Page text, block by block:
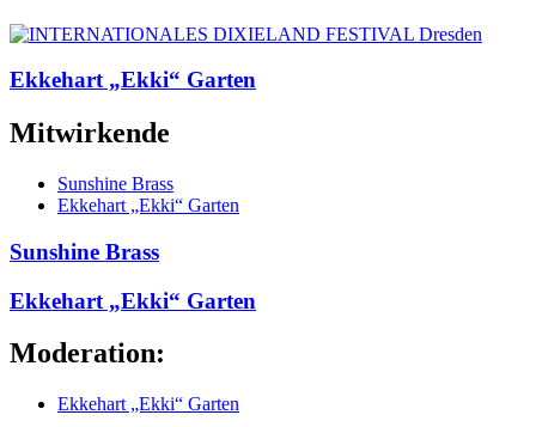
Ekkehart „Ekki“ Garten
Mitwirkende
Sunshine Brass
Ekkehart „Ekki“ Garten
Sunshine Brass
Ekkehart „Ekki“ Garten
Moderation:
Ekkehart „Ekki“ Garten